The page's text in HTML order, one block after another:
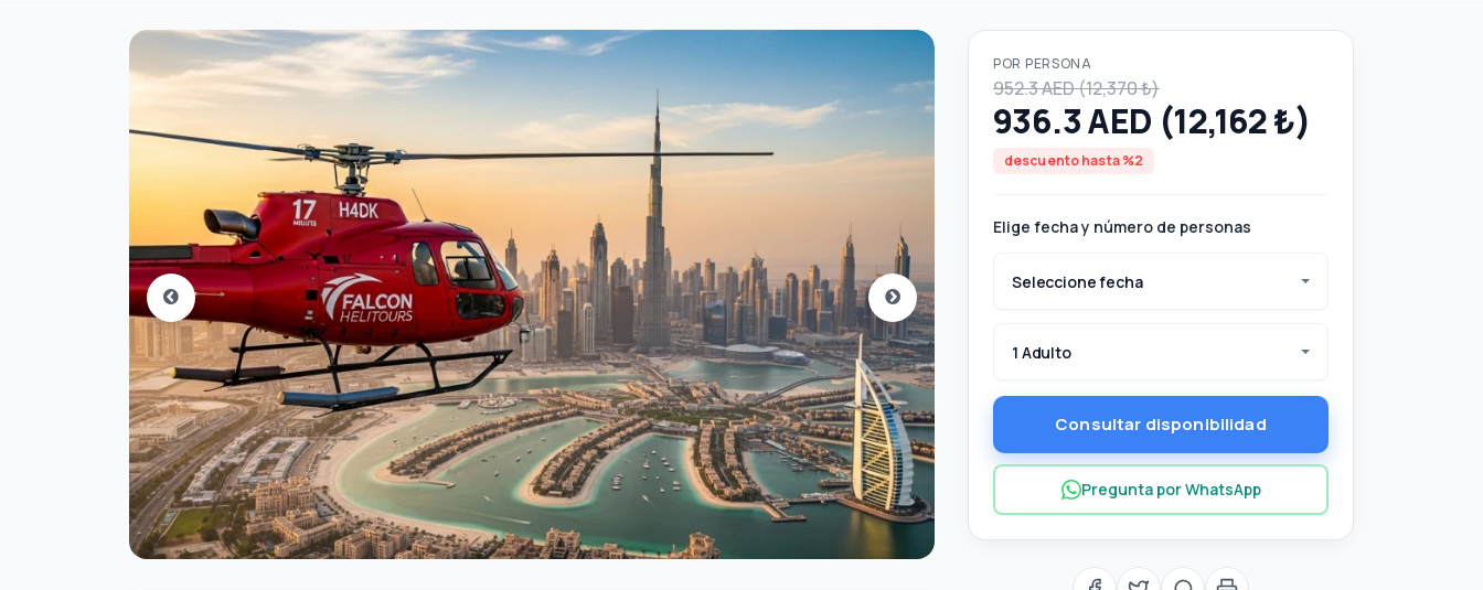
POR PERSONA
952.3 AED (12,370 ₺)
936.3 AED (12,162 ₺)
descuento hasta %2
Elige fecha y número de personas
Seleccione fecha
1 Adulto
Consultar disponibilidad
Pregunta por WhatsApp